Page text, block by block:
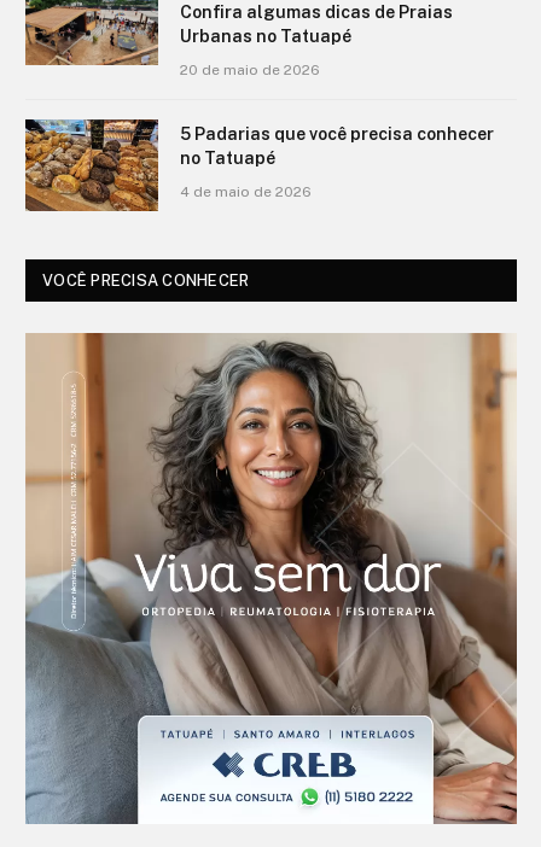
Confira algumas dicas de Praias
Urbanas no Tatuapé
20 de maio de 2026
5 Padarias que você precisa conhecer
no Tatuapé
4 de maio de 2026
VOCÊ PRECISA CONHECER